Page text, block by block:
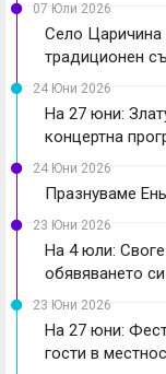
07 Юли 2026
Село Царичина
традиционен
24 Юни 2026
На 27 юни:
концертна
24 Юни 2026
Празнуваме
23 Юни 2026
На 4 юли:
обявяването
23 Юни 2026
На 27 юни:
гости в